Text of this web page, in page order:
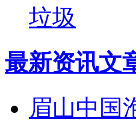
垃圾
最新资讯文
眉山中国